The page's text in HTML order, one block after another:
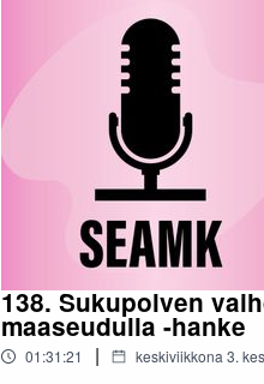
138. Sukupolven
maaseudulla -hanke
01:31:21 | keskiviikkona 3.